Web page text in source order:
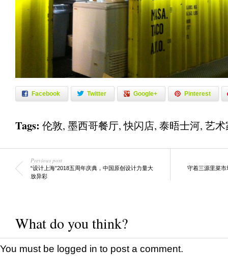
Facebook Twitter Google+ Pinterest
Tags: 伦敦, 墨西哥餐厅,快闪店, 泰晤士河, 艺术
Previous post
“设计上海”2018五周年庆典，中国原创设计力量大
放异彩
守着三源里菜
What do you think?
You must be logged in to post a comment.